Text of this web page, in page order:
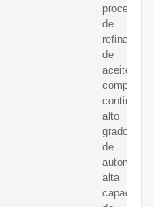
proceso
de
refinación
de
aceitees
continuo,
alto
grado
de
alta
capacidad